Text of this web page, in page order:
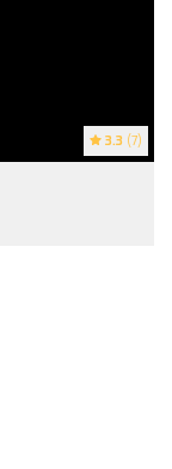
3.3 (7)